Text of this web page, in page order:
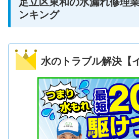
ンキング
水のトラブル解決【